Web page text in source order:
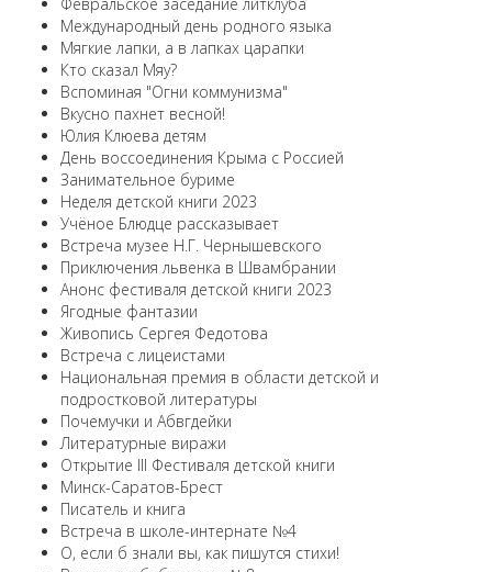
Международный день родного языка
Мягкие лапки, а в лапках царапки
Кто сказал Мяу?
Вспоминая "Огни коммунизма"
Вкусно пахнет весной!
Юлия Клюева детям
День воссоединения Крыма с Россией
Занимательное буриме
Неделя детской книги 2023
Учёное Блюдце рассказывает
Встреча музее Н.Г. Чернышевского
Приключения львенка в Швамбрании
Анонс фестиваля детской книги 2023
Ягодные фантазии
Живопись Сергея Федотова
Встреча с лицеистами
Национальная премия в области детской и
подростковой литературы
Почемучки и Абвгдейки
Литературные виражи
Открытие III Фестиваля детской книги
Минск-Саратов-Брест
Писатель и книга
Встреча в школе-интернате №4
О, если б знали вы, как пишутся стихи!